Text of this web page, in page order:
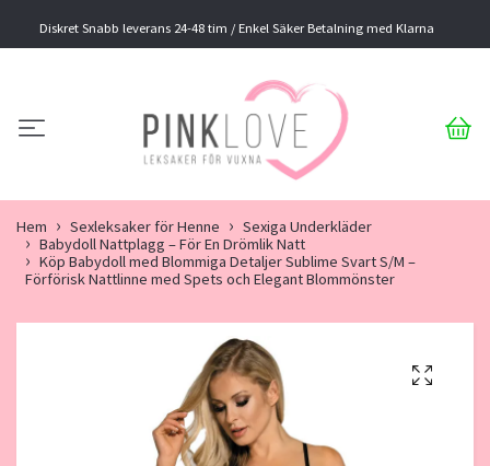
Diskret Snabb leverans 24-48 tim / Enkel Säker Betalning med Klarna
Hem Sexleksaker för Henne
Sexiga Underkläder
Babydoll Nattplagg – För En Drömlik Natt
Köp Babydoll med Blommiga Detaljer Sublime Svart S/M –
Förförisk Nattlinne med Spets och Elegant Blommönster